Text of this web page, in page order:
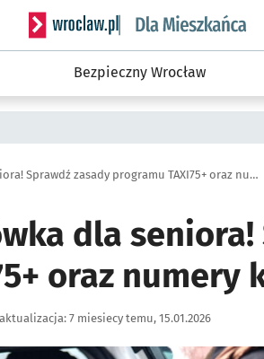
Serwis informacyjny wroclaw.pl
Bezpieczny Wrocław
Darmowa taksówka dla seniora! Sprawdź zasady programu TAXI75+ oraz numery kontaktowe
dla seniora!
oraz numery
aktualizacja: 7 miesiecy temu, 15.01.2026